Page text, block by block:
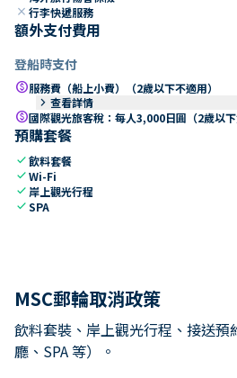
close 行李快遞服務
額外支付費用
登船時支付
paid服務費（船上小費）（2歲以下不適用）
keyboard_arrow_right 查看詳情
paid國際觀光旅客稅：每人3,000日圓（2歲以
預購套餐
check飲料套餐
checkWi-Fi
check 岸上觀光行程
checkSPA
MSC郵輪取消政策
飲料套裝、岸上觀光行程、接送
廳、SPA 等）。